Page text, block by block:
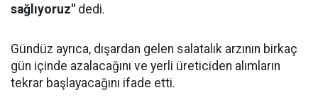
sağlıyoruz" dedi.
Gündüz ayrıca, dışardan gelen salatalık arzının birkaç
gün içinde azalacağını ve yerli üreticiden alımların
tekrar başlayacağını ifade etti.